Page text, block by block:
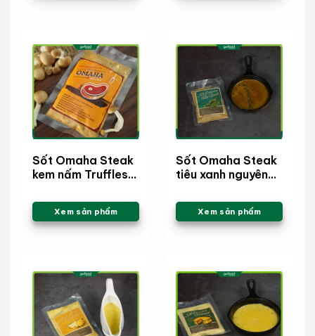
Sốt Omaha Steak
kem nấm Truffles
Xem sản phẩm
Sốt Omaha Steak
tiêu xanh nguyên
Xem sản phẩm